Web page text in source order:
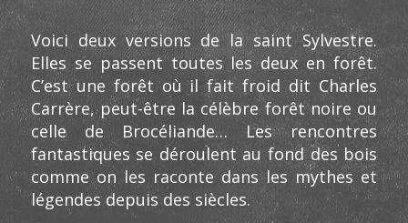
Voici deux versions de la saint Sylvestre.
Elles se passent toutes les deux en forêt.
C’est une forêt où il fait froid dit Charles
Carrère, peut-être la célèbre forêt noire ou
celle de Brocéliande… Les rencontres
fantastiques se déroulent au fond des bois
comme on les raconte dans les mythes et
légendes depuis des siècles.